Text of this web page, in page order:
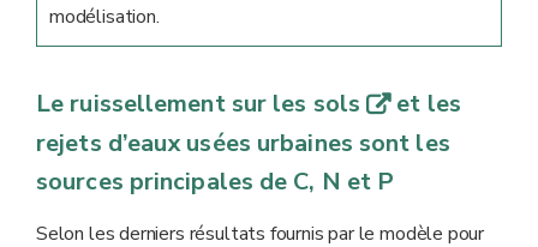
modélisation.
Le ruissellement sur les sols qet les
rejets d’eaux usées urbaines sont les
sources principales de C, N et P
Selon les derniers résultats fournis par le modèle pour